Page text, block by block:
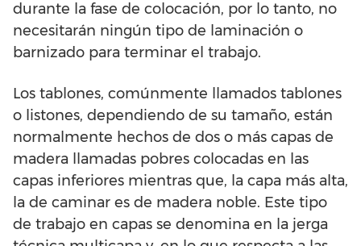
durante la fase de colocación, por lo tanto, no
necesitarán ningún tipo de laminación o
barnizado para terminar el trabajo.
Los tablones, comúnmente llamados tablones
o listones, dependiendo de su tamaño, están
normalmente hechos de dos o más capas de
madera llamadas pobres colocadas en las
capas inferiores mientras que, la capa más alta,
la de caminar es de madera noble. Este tipo
de trabajo en capas se denomina en la jerga